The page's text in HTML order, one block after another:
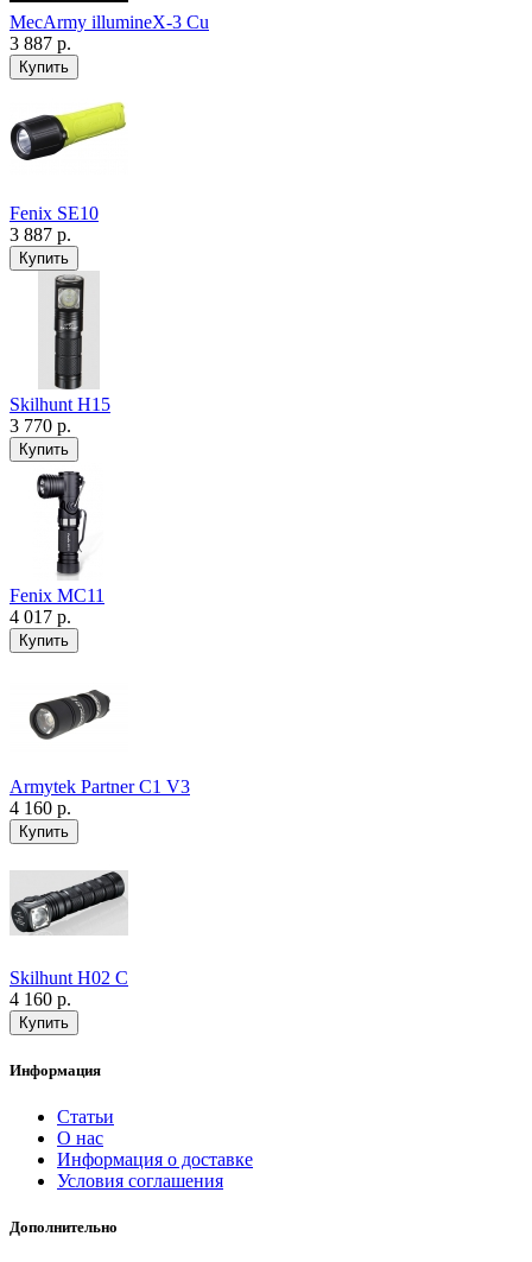
MecArmy illumineX-3 Cu
3 887 р.
Fenix SE10
3 887 р.
Skilhunt H15
3 770 р.
Fenix MC11
4 017 р.
Armytek Partner C1 V3
4 160 р.
Skilhunt H02 C
4 160 р.
Информация
Статьи
О нас
Информация о доставке
Условия соглашения
Дополнительно